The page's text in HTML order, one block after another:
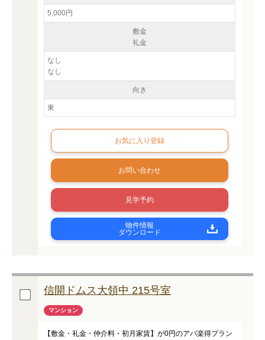
5,000円
敷金
礼金
なし
なし
向き
東
お問い合わせ
見学予約
物件情報
ダウンロード
信開ドムス大領中 215号室
マンション
【敷金・礼金・仲介料・初月家賃】が0円のアパ楽得プラン